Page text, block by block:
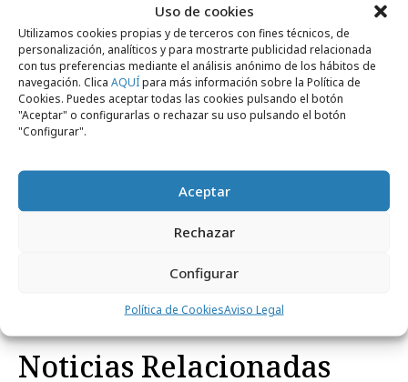
Uso de cookies
Utilizamos cookies propias y de terceros con fines técnicos, de
personalización, analíticos y para mostrarte publicidad relacionada
con tus preferencias mediante el análisis anónimo de los hábitos de
navegación. Clica AQUÍpara más información sobre la Política de
Cookies. Puedes aceptar todas las cookies pulsando el botón
"Aceptar" o configurarlas o rechazar su uso pulsando el botón
"Configurar".
Aceptar
Rechazar
Configurar
Política de CookiesAviso Legal
Agosto
REALIZADOR: Nico Caicoya
PIEZA: Spot TV 30" + 20" + 10"
Noticias Relacionadas